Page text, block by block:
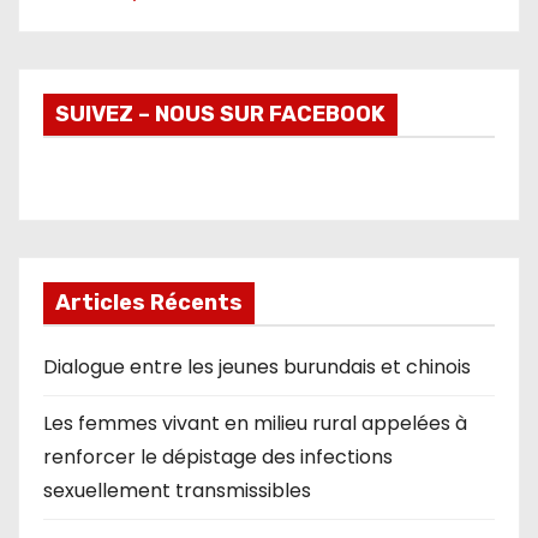
SUIVEZ – NOUS SUR FACEBOOK
Articles Récents
Dialogue entre les jeunes burundais et chinois
Les femmes vivant en milieu rural appelées à
renforcer le dépistage des infections
sexuellement transmissibles